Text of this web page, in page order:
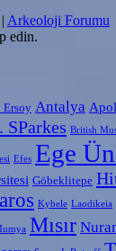
| Arkeoloji Forumu
edin.
Ersoy Antalya
British
Efes Ege
Göbeklitepe
Kybele Laodikeia
Mısır